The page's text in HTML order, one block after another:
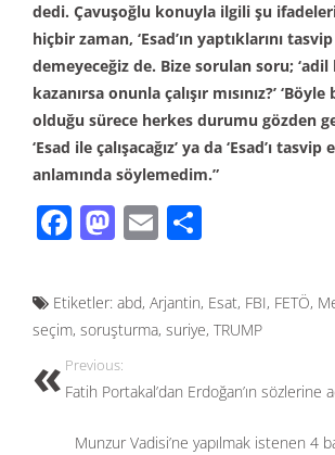
dedi. Çavuşoğlu konuyla ilgili şu
hiçbir zaman, ‘Esad’ın yaptıklarını
demeyeceğiz de. Bize sorulan soru; ‘adil
kazanırsa onunla çalışır mısınız?’
olduğu sürece herkes durumu gözden
‘Esad ile çalışacağız’ ya da ‘Esad’ı tasvip
anlamında söylemedim.”
F
e
b
o
o
k
M
to
d
o
n
E
ail ar
e
Etiketler: abd, Arjantin, Esat, FBI, FETÖ,
seçim, soruşturma, suriye, TRUMP
Previous:
Fatih Portakal’dan Erdoğan’ın sözlerine
Munzur Vadisi’ne yapılmak istenen 4